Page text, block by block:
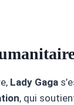
Lady Gaga
, qui